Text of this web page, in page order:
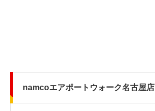
namcoエアポートウォーク名古屋店